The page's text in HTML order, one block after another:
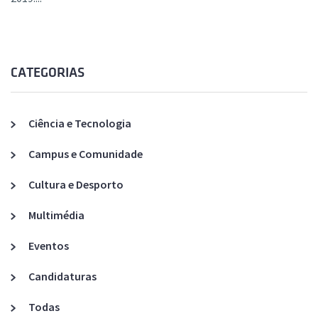
CATEGORIAS
Ciência e Tecnologia
Campus e Comunidade
Cultura e Desporto
Multimédia
Eventos
Candidaturas
Todas